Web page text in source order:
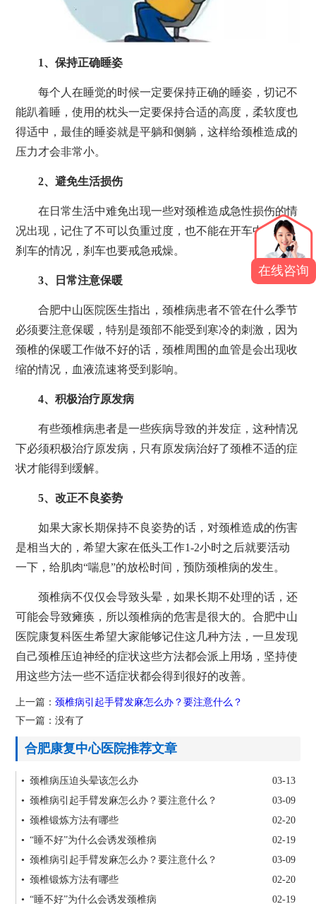
1、保持正确睡姿
每个人在睡觉的时候一定要保持正确的睡姿，切记不
能趴着睡，使用的枕头一定要保持合适的高度，柔软度也
得适中，最佳的睡姿就是平躺和侧躺，这样给颈椎造成的
压力才会非常小。
2、避免生活损伤
在日常生活中难免出现一些对颈椎造成急性损伤的情
况出现，记住了不可以负重过度，也不能在开车中出现急
刹车的情况，刹车也要戒急戒燥。
3、日常注意保暖
合肥中山医院医生指出，颈椎病患者不管在什么季节
必须要注意保暖，特别是颈部不能受到寒冷的刺激，因为
颈椎的保暖工作做不好的话，颈椎周围的血管是会出现收
缩的情况，血液流速将受到影响。
4、积极治疗原发病
有些颈椎病患者是一些疾病导致的并发症，这种情况
下必须积极治疗原发病，只有原发病治好了颈椎不适的症
状才能得到缓解。
5、改正不良姿势
如果大家长期保持不良姿势的话，对颈椎造成的伤害
是相当大的，希望大家在低头工作1-2小时之后就要活动
一下，给肌肉“喘息”的放松时间，预防颈椎病的发生。
颈椎病不仅仅会导致头晕，如果长期不处理的话，还
可能会导致瘫痪，所以颈椎病的危害是很大的。合肥中山
医院康复科医生希望大家能够记住这几种方法，一旦发现
自己颈椎压迫神经的症状这些方法都会派上用场，坚持使
用这些方法一些不适症状都会得到很好的改善。
上一篇：颈椎病引起手臂发麻怎么办？要注意什么？
下一篇：没有了
合肥康复中心医院推荐文章
03-13
• 颈椎病压迫头晕该怎么办
03-09
• 颈椎病引起手臂发麻怎么办？要注意什么？
02-20
• 颈椎锻炼方法有哪些
02-19
• “睡不好”为什么会诱发颈椎病
03-09
• 颈椎病引起手臂发麻怎么办？要注意什么？
02-20
• 颈椎锻炼方法有哪些
02-19
• “睡不好”为什么会诱发颈椎病
在线咨询